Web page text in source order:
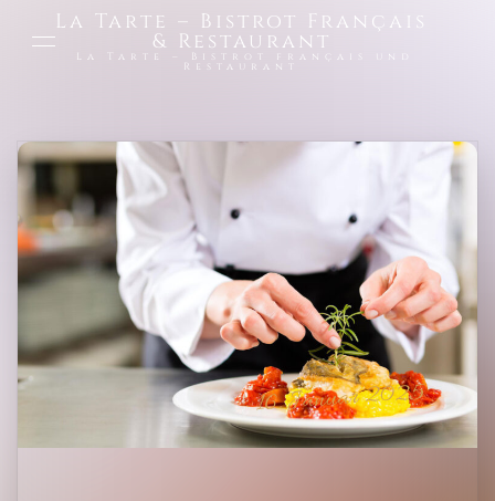
La Tarte – Bistrot Français
& Restaurant
La Tarte – Bistrot français und
Restaurant
16. Januar 2025